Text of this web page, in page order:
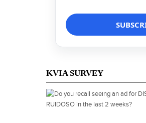
KVIA SURVEY